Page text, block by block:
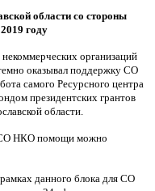
области со стороны
году
организаций
оказывал поддержку СО
самого Ресурсного центра
президентских грантов
области.
СО НКО помощи можно
данного блока для СО